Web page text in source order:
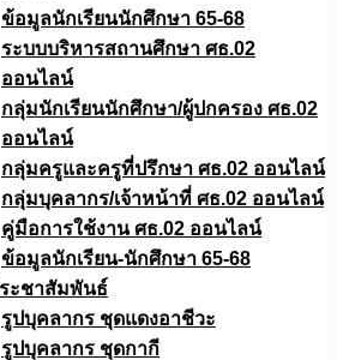
ข้อมูลนักเรียนนักศึกษา 65-68
ระบบบริหารสถานศึกษา ศธ.02
ออนไลน์
กลุ่มนักเรียนนักศึกษา/ผู้ปกครอง ศธ.02
ออนไลน์
กลุ่มครูและครูที่ปรึกษา ศธ.02 ออนไลน์
กลุ่มบุคลากร/เจ้าหน้าที่ ศธ.02 ออนไลน์
คู่มือการใช้งาน ศธ.02 ออนไลน์
ข้อมูลนักเรียน-นักศึกษา 65-68
ะชาสัมพันธ์
รูปบุคลากร ชุดแดงอาชีวะ
รูปบุคลากร ชุดกากี